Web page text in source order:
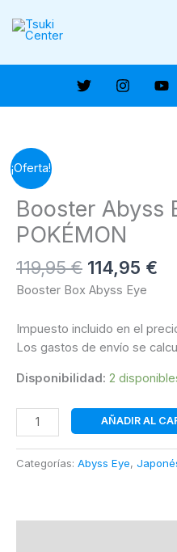
¡Oferta!
Booster Abyss
POKÉMON
119,95€ El
precio
era:
119,95 €.
114,95 €
Booster Box Abyss Eye
Impuesto incluido en el
Los gastos de envío se
Disponibilidad: 2
Booster
Abyss
Eye
|
AÑADIR AL
Categorías: Abyss Eye,